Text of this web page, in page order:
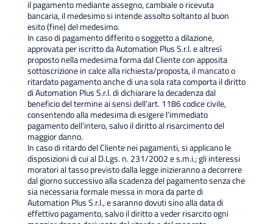
il pagamento mediante assegno, cambiale o ricevuta
bancaria, il medesimo si intende assolto soltanto al buon
esito (fine) del medesimo.
In caso di pagamento differito o soggetto a dilazione,
approvata per iscritto da Automation Plus S.r.l. e altresì
proposto nella medesima forma dal Cliente con apposita
sottoscrizione in calce alla richiesta/proposta, il mancato o
ritardato pagamento anche di una sola rata comporta il diritto
di Automation Plus S.r.l. di dichiarare la decadenza dal
beneficio del termine ai sensi dell’art. 1186 codice civile,
consentendo alla medesima di esigere l’immediato
pagamento dell’intero, salvo il diritto al risarcimento del
maggior danno.
In caso di ritardo del Cliente nei pagamenti, si applicano le
disposizioni di cui al D.Lgs. n. 231/2002 e s.m.i.; gli interessi
moratori al tasso previsto dalla legge inizieranno a decorrere
dal giorno successivo alla scadenza del pagamento senza che
sia necessaria formale messa in mora da parte di
Automation Plus S.r.l., e saranno dovuti sino alla data di
effettivo pagamento, salvo il diritto a veder risarcito ogni